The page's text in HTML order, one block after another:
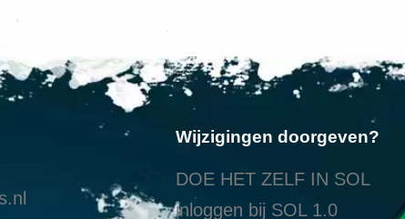
Wijzigingen doorgeven?
DOE HET ZELF IN SOL
inloggen bij SOL 1.0